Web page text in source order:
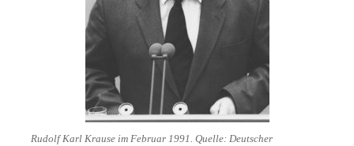
Rudolf Karl Krause im Februar 1991. Quelle: Deutscher